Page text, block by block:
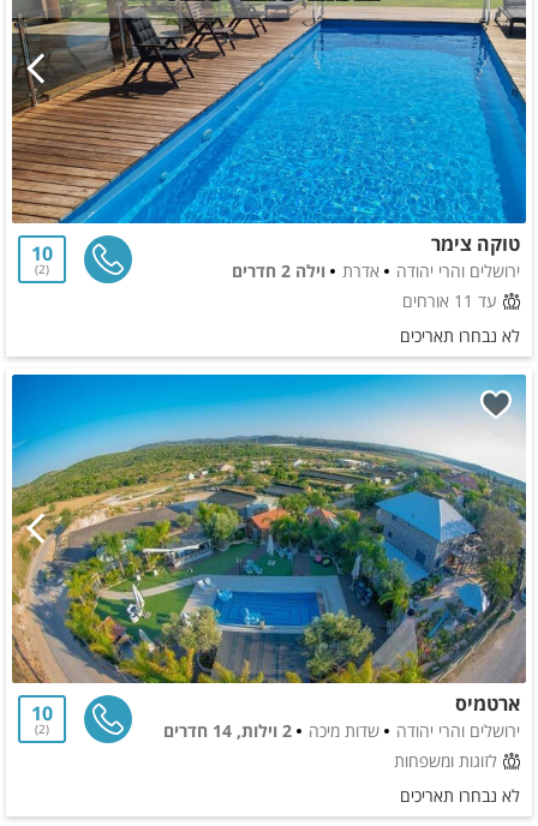
טוקה צימר
ירושלים והרי יהודה אדרת
וילה 2 חדרים
עד 11 אורחים
10
2
לא נבחרו תאריכים
ארטמיס
ירושלים והרי יהודה שדות מיכה
2 וילות, 14 חדרים
לזוגות ומשפחות
10
2
לא נבחרו תאריכים